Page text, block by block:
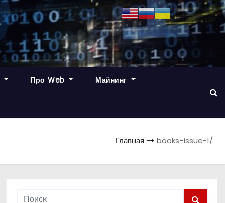
Про Web Майнинг
Главная books-issue-1/